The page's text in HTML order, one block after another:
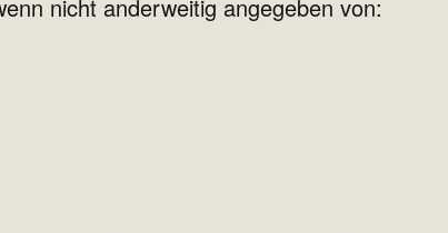
nicht anderweitig angegeben von: